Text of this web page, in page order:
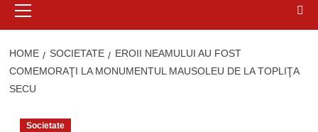
Menu
HOME SOCIETATE
EROII NEAMULUI AU FOST
COMEMORAŢI LA MONUMENTUL MAUSOLEU DE LA TOPLIŢA
SECU
Societate